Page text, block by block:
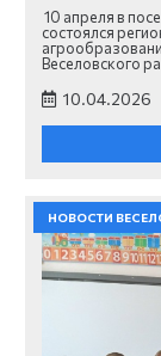
10 апреля в
состоялся
Веселовского
10.04.2026
НОВОСТИ